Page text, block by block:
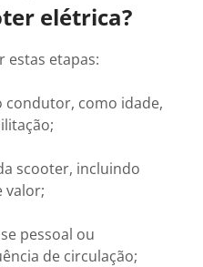
elétrica?
estas etapas:
como idade,
scooter, incluindo
valor;
pessoal ou
de circulação;